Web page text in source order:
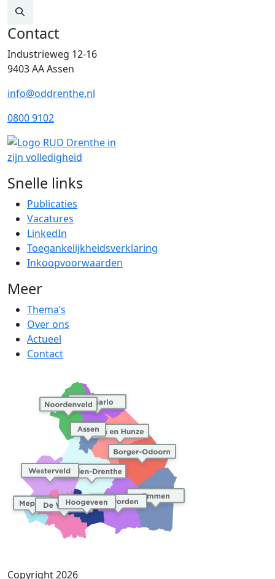
Contact
Industrieweg 12-16
9403 AA Assen
info@oddrenthe.nl
0800 9102
Snelle links
Publicaties
Vacatures
LinkedIn
Toegankelijkheidsverklaring
Inkoopvoorwaarden
Meer
Thema’s
Over ons
Actueel
Contact
Copyright 2026